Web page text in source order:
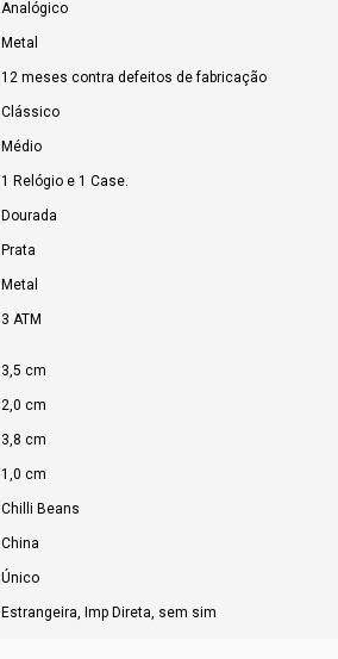
Analógico
Metal
12 meses contra defeitos de fabricação
Clássico
Médio
1 Relógio e 1 Case.
Dourada
Prata
Metal
3 ATM
3,5 cm
2,0 cm
3,8 cm
1,0 cm
Chilli Beans
China
Único
Estrangeira, Imp Direta, sem sim